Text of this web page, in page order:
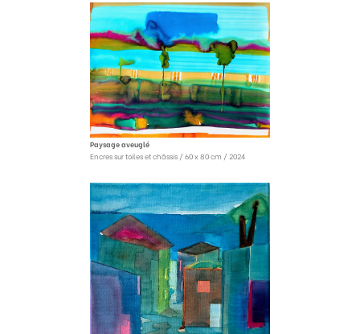
Paysage aveuglé
Encres sur toiles et châssis / 60 x 80 cm / 2024